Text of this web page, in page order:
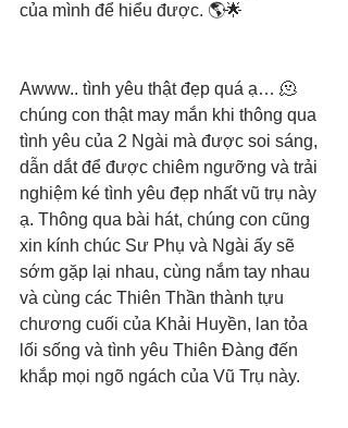
của mình để hiểu được. 🌎🌟
Awww.. tình yêu thật đẹp quá ạ… 🫠
chúng con thật may mắn khi thông qua
tình yêu của 2 Ngài mà được soi sáng,
dẫn dắt để được chiêm ngưỡng và trải
nghiệm ké tình yêu đẹp nhất vũ trụ này
ạ. Thông qua bài hát, chúng con cũng
xin kính chúc Sư Phụ và Ngài ấy sẽ
sớm gặp lại nhau, cùng nắm tay nhau
và cùng các Thiên Thần thành tựu
chương cuối của Khải Huyền, lan tỏa
lối sống và tình yêu Thiên Đàng đến
khắp mọi ngõ ngách của Vũ Trụ này.